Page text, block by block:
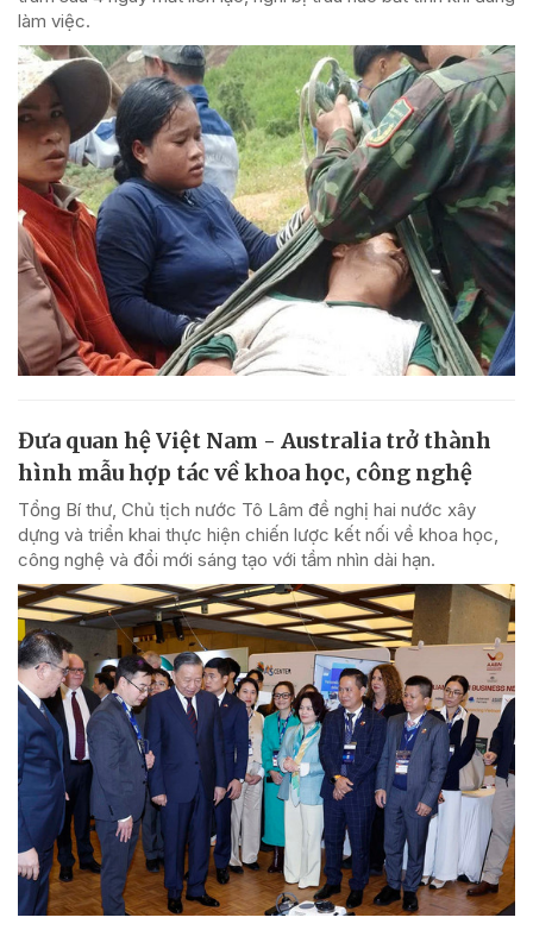
làm việc.
Đưa quan hệ Việt Nam - Australia trở thành
hình mẫu hợp tác về khoa học, công nghệ
Tổng Bí thư, Chủ tịch nước Tô Lâm đề nghị hai nước xây
dựng và triển khai thực hiện chiến lược kết nối về khoa học,
công nghệ và đổi mới sáng tạo với tầm nhìn dài hạn.